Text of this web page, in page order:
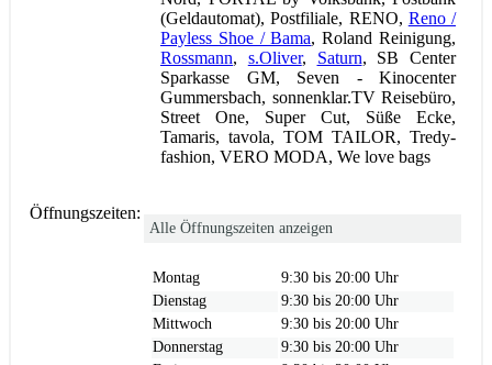
(Geldautomat), Postfiliale, RENO, Reno /
Payless Shoe / Bama, Roland Reinigung,
Rossmann, s.Oliver, Saturn, SB Center
Sparkasse GM, Seven - Kinocenter
Gummersbach, sonnenklar.TV Reisebüro,
Street One, Super Cut, Süße Ecke,
Tamaris, tavola, TOM TAILOR, Tredy-
fashion, VERO MODA, We love bags
Öffnungszeiten:
Alle Öffnungszeiten anzeigen
Montag
9:30 bis 20:00 Uhr
Dienstag
9:30 bis 20:00 Uhr
Mittwoch
9:30 bis 20:00 Uhr
Donnerstag
9:30 bis 20:00 Uhr